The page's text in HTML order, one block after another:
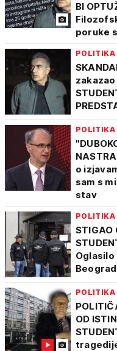
BI
poruke
POLITIKA
zakazao
POLITIKA
o
sam s
stav
POLITIKA
STIGAO
POLITIKA
OD